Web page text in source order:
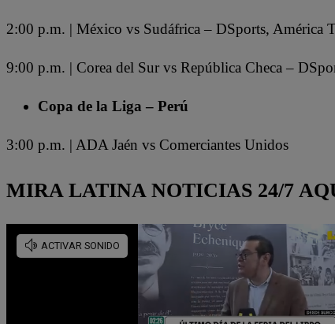
2:00 p.m. | México vs Sudáfrica – DSports, América
9:00 p.m. | Corea del Sur vs República Checa –
Copa de la Liga – Perú
3:00 p.m. | ADA Jaén vs Comerciantes Unidos
MIRA LATINA NOTICIAS 24/7